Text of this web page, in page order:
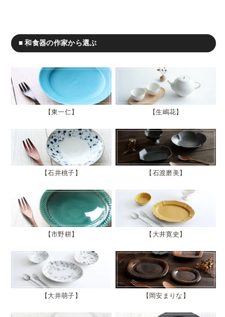
■ 和食器の作家から選ぶ
東一仁 生嶋花
石井桃子 石渡磨美
市野耕 大井寛史
大井萌子 岡安まりな